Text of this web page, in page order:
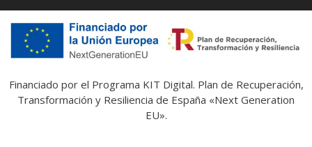
Financiado por el Programa KIT Digital. Plan de Recuperación,
Transformación y Resiliencia de España «Next Generation
EU».